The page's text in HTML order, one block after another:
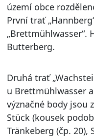
území obce
První trať
„Brettmühlwasser“.
Butterberg.
Druhá trať
u Brettmühlwasser a
význačné body jsou
Stück (kousek
Tränkeberg (čp. 20),